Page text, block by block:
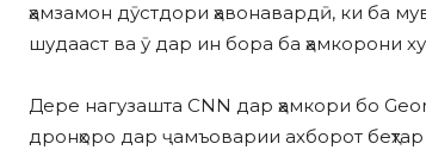
ҳамзамон дӯстдори ҳавонавардӣ, ки ба
шудааст ва ӯ дар ин бора ба ҳамкорони
Дере нагузашта CNN дар ҳамкори бо
дронҳоро дар ҷамъоварии ахборот